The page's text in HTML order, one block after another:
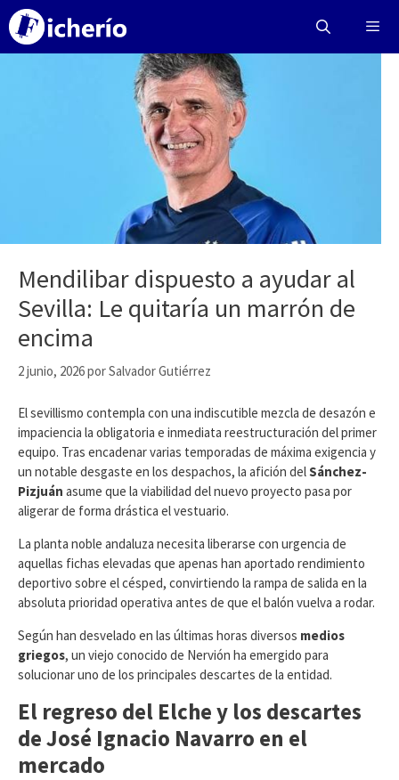
Saltar
contenido
Mendilibar dispuesto a ayudar al
Sevilla: Le quitaría un marrón de
encima
2 junio, 2026porSalvador Gutiérrez
​El sevillismo contempla con una indiscutible mezcla de desazón e
impaciencia la obligatoria e inmediata reestructuración del primer
equipo. Tras encadenar varias temporadas de máxima exigencia y
un notable desgaste en los despachos, la afición delSánchez-
Pizjuán asume que la viabilidad del nuevo proyecto pasa por
aligerar de forma drástica el vestuario.
La planta noble andaluza necesita liberarse con urgencia de
aquellas fichas elevadas que apenas han aportado rendimiento
deportivo sobre el césped, convirtiendo la rampa de salida en la
absoluta prioridad operativa antes de que el balón vuelva a rodar.
​Según han desvelado en las últimas horas diversos medios
griegos, un viejo conocido de Nervión ha emergido para
solucionar uno de los principales descartes de la entidad.
El regreso del Elche y los descartes
de José Ignacio Navarro en el
mercado